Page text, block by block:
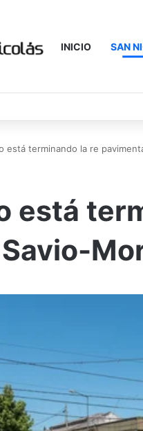
INICIO SAN
está terminando la re
está